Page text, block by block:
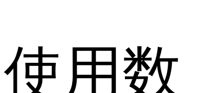
使用数